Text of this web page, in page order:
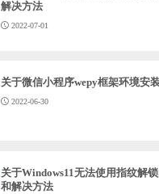
解决方法
2022-07-01
关于微信小程序wepy框架环境安
2022-06-30
关于Windows11无法使用指纹解
和解决方法